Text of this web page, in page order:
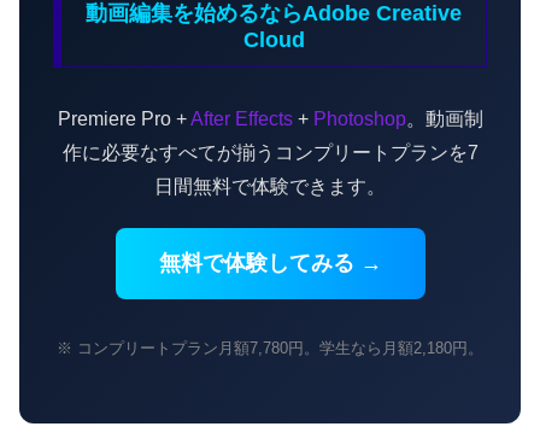
動画編集を始めるならAdobe Creative
Cloud
Premiere Pro +After Effects+ Photoshop。動画制
作に必要なすべてが揃うコンプリートプランを7
日間無料で体験できます。
無料で体験してみる →
※ コンプリートプラン月額7,780円。学生なら月額2,180円。